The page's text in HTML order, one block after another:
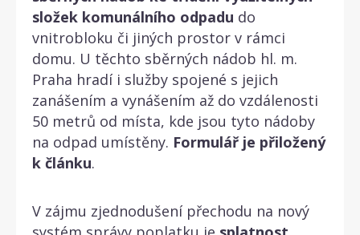
složek komunálního odpadu do
vnitrobloku či jiných prostor v rámci
domu. U těchto sběrných nádob hl. m.
Praha hradí i služby spojené s jejich
zanášením a vynášením až do vzdálenosti
50 metrů od místa, kde jsou tyto nádoby
na odpad umístěny. Formulář je přiložený
k článku.
V zájmu zjednodušení přechodu na nový